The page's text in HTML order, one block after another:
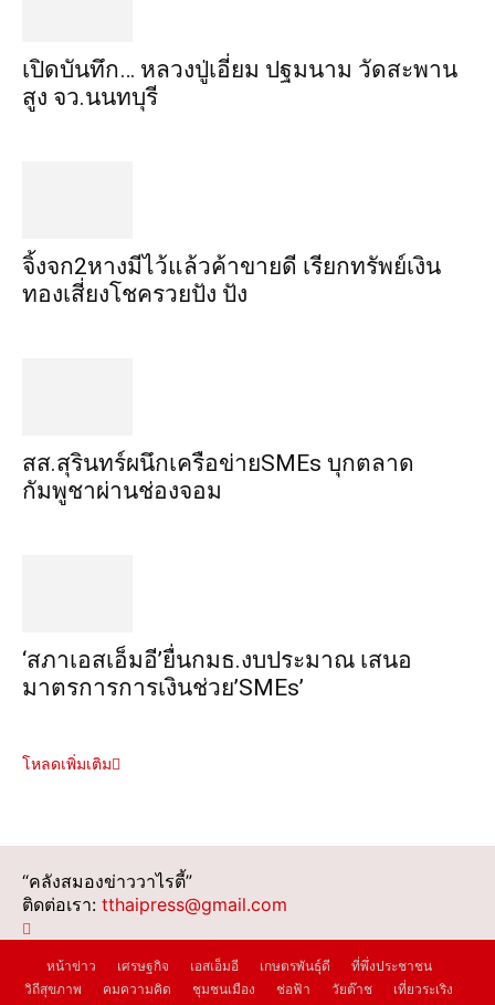
เปิดบันทึก… หลวงปู่เอี่ยม ​ปฐม​นาม​ วัดสะพาน
สูง​ จว.นนทบุรี
จิ้งจก​2​หาง​มีไว้แล้ว​ค้าขาย​ดี​ เรียก​ทรัพย์เงิน
ทอง​เสี่ยงโชค​รวยปัง​ ปัง​
สส.สุรินทร์ผนึกเครือข่ายSMEs บุกตลาด
กัมพูชาผ่านช่องจอม
‘สภาเอสเอ็มอี’ยื่นกมธ.งบประมาณ เสนอ
มาตรการการเงินช่วย’SMEs’
โหลดเพิ่มเติม
“คลังสมองข่าววาไรตี้”
ติดต่อเรา: tthaipress@gmail.com
หน้าข่าว เศรษฐกิจ เอสเอ็มอี เกษตรพันธุ์ดี
ที่พึ่งประชาชน
วิถีสุขภาพ
คมความคิด ชุมชนเมือง ช่อฟ้า วัยต๊าช
เที่ยวระเริง